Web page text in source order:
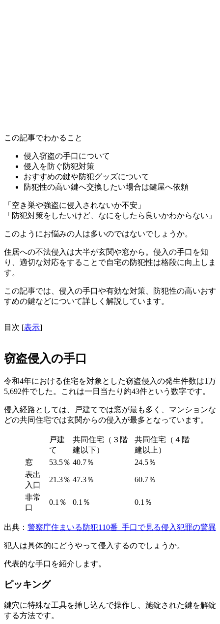
この記事でわかること
侵入窃盗の手口について
侵入を防ぐ防犯対策
おすすめの鍵や防犯グッズについて
防犯性の高い鍵へ交換したい場合は鍵屋へ依頼
「空き巣や強盗に侵入されないか不安」
「防犯対策をしたいけど、なにをしたら良いかわからない」
このようにお悩みの人は多いのではないでしょうか。
住居への不法侵入は大半が玄関や窓から。侵入の手口を知
り、適切な対応をすることで自宅の防犯性は格段に向上しま
す。
この記事では、侵入の手口や有効な対策、防犯性の高いおす
すめの鍵などについて詳しく解説しています。
目次 [表示]
窃盗侵入の手口
令和4年における住宅を対象とした窃盗侵入の発生件数は1万
5,692件でした。これは一日当たり約43件という数字です。
侵入経路としては、戸建てでは窓が最も多く、マンションな
どの共同住宅では玄関からの侵入が最多となっています。
戸建
て
共同住宅（３階
建以下）
共同住宅（４階
建以上）
窓
53.5％ 40.7％
24.5％
表出
入口
21.3％ 47.3％ 60.7％
非常
口
0.1％ 0.1％ 0.1％
出典： 警察庁住まいる防犯110番_手口で見る侵入犯罪の驚異
犯人は具体的にどうやって侵入するのでしょうか。
代表的な手口を紹介します。
ピッキング
鍵穴に特殊な工具を挿し込んで操作し、施錠された鍵を解錠
する方法です。